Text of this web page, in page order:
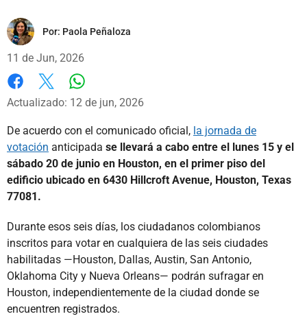
Por: Paola Peñaloza
11 de Jun, 2026
Facebook
X
Actualizado: 12 de jun, 2026
De acuerdo con el comunicado oficial, la jornada de
votación anticipada se llevará a cabo entre el lunes 15 y el
sábado 20 de junio en Houston, en el primer piso del
edificio ubicado en 6430 Hillcroft Avenue, Houston, Texas
77081.
Durante esos seis días, los ciudadanos colombianos
inscritos para votar en cualquiera de las seis ciudades
habilitadas —Houston, Dallas, Austin, San Antonio,
Oklahoma City y Nueva Orleans— podrán sufragar en
Houston, independientemente de la ciudad donde se
encuentren registrados.